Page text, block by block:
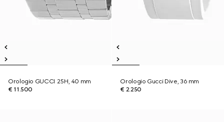
Orologio GUCCI 25H, 40 mm
€ 11.500
Orologio Gucci Dive, 36 mm
€ 2.250